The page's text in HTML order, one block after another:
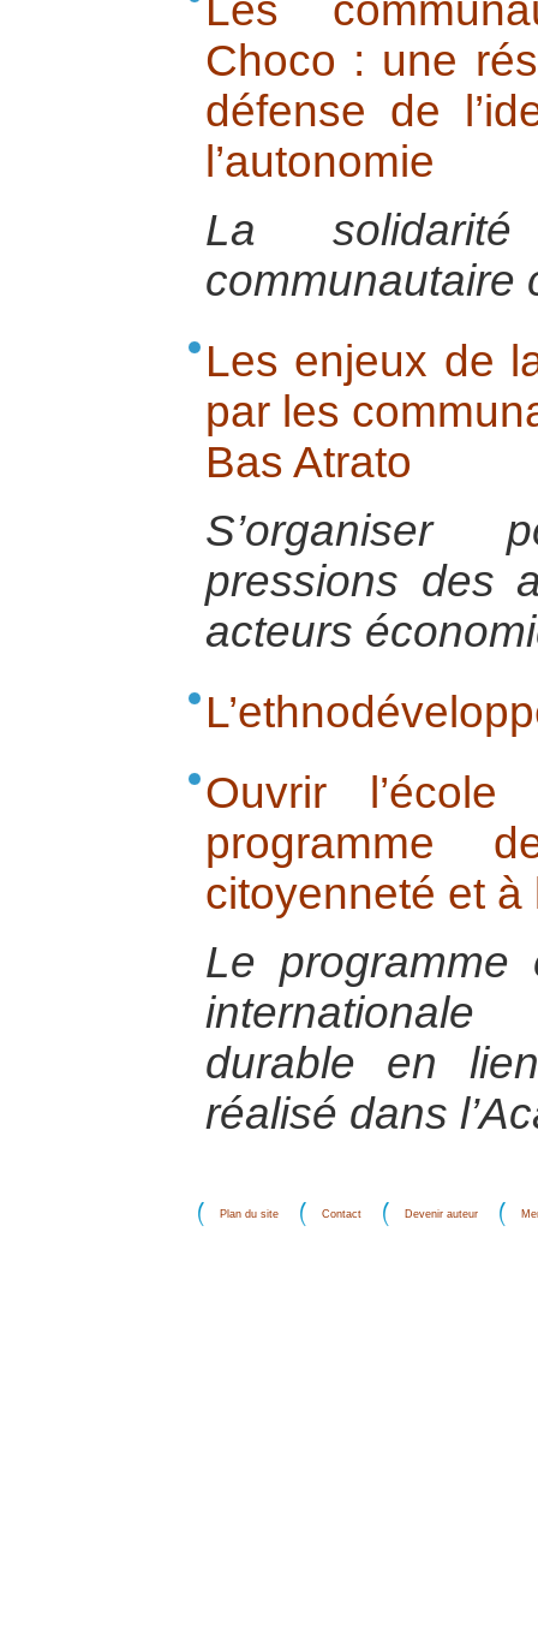
Les
Choco : une
défense de
l’autonomie
La
communautaire
Les enjeux de
par les
Bas Atrato
S’organiser
pressions des
acteurs
Ouvrir
programme
citoyenneté et à
Le programme
durable en
réalisé dans
Plan du site Contact Devenir auteur